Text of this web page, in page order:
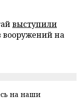
выступили
на
на наши